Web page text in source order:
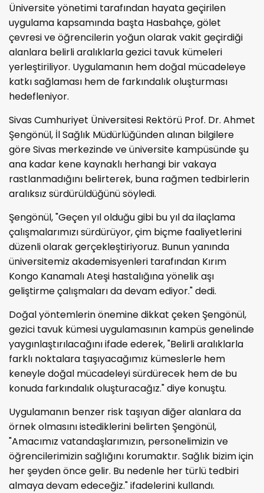
Üniversite yönetimi tarafından hayata geçirilen
uygulama kapsamında başta Hasbahçe, gölet
çevresi ve öğrencilerin yoğun olarak vakit geçirdiği
alanlara belirli aralıklarla gezici tavuk kümeleri
yerleştiriliyor. Uygulamanın hem doğal mücadeleye
katkı sağlaması hem de farkındalık oluşturması
hedefleniyor.
Sivas Cumhuriyet Üniversitesi Rektörü Prof. Dr. Ahmet
Şengönül, İl Sağlık Müdürlüğünden alınan bilgilere
göre Sivas merkezinde ve üniversite kampüsünde şu
ana kadar kene kaynaklı herhangi bir vakaya
rastlanmadığını belirterek, buna rağmen tedbirlerin
aralıksız sürdürüldüğünü söyledi.
Şengönül, "Geçen yıl olduğu gibi bu yıl da ilaçlama
çalışmalarımızı sürdürüyor, çim biçme faaliyetlerini
düzenli olarak gerçekleştiriyoruz. Bunun yanında
üniversitemiz akademisyenleri tarafından Kırım
Kongo Kanamalı Ateşi hastalığına yönelik aşı
geliştirme çalışmaları da devam ediyor." dedi.
Doğal yöntemlerin önemine dikkat çeken Şengönül,
gezici tavuk kümesi uygulamasının kampüs genelinde
yaygınlaştırılacağını ifade ederek, "Belirli aralıklarla
farklı noktalara taşıyacağımız kümeslerle hem
keneyle doğal mücadeleyi sürdürecek hem de bu
konuda farkındalık oluşturacağız." diye konuştu.
Uygulamanın benzer risk taşıyan diğer alanlara da
örnek olmasını istediklerini belirten Şengönül,
"Amacımız vatandaşlarımızın, personelimizin ve
öğrencilerimizin sağlığını korumaktır. Sağlık bizim için
her şeyden önce gelir. Bu nedenle her türlü tedbiri
almaya devam edeceğiz." ifadelerini kullandı.